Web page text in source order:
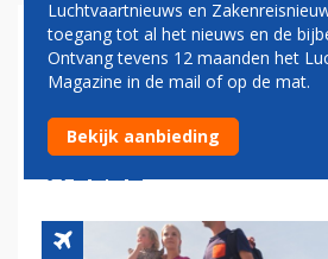
TRANSAVIA
HALFJAAR VAN
NAAR
WEEZE
Luchtvaartnieuws en
toegang tot al het nieuws en de
Ontvang tevens 12 maanden het
Magazine in de mail of op de mat.
Bekijk aanbieding